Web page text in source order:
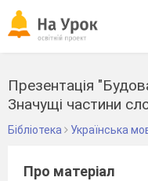
Презентація
Значущі частини
Бібліотека Українська
Про матеріал